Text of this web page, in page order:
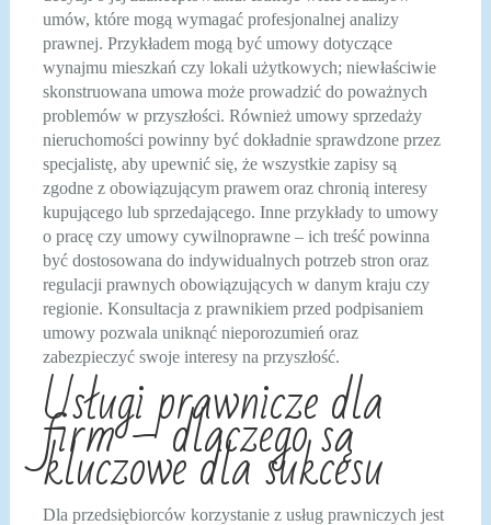
umów, które mogą wymagać profesjonalnej analizy
prawnej. Przykładem mogą być umowy dotyczące
wynajmu mieszkań czy lokali użytkowych; niewłaściwie
skonstruowana umowa może prowadzić do poważnych
problemów w przyszłości. Również umowy sprzedaży
nieruchomości powinny być dokładnie sprawdzone przez
specjalistę, aby upewnić się, że wszystkie zapisy są
zgodne z obowiązującym prawem oraz chronią interesy
kupującego lub sprzedającego. Inne przykłady to umowy
o pracę czy umowy cywilnoprawne – ich treść powinna
być dostosowana do indywidualnych potrzeb stron oraz
regulacji prawnych obowiązujących w danym kraju czy
regionie. Konsultacja z prawnikiem przed podpisaniem
umowy pozwala uniknąć nieporozumień oraz
zabezpieczyć swoje interesy na przyszłość.
Usługi prawnicze dla
firm – dlaczego są
kluczowe dla sukcesu
Dla przedsiębiorców korzystanie z usług prawniczych jest